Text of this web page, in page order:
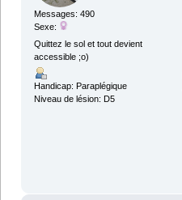
Messages: 490
Sexe:
Quittez le sol et tout devient
accessible ;o)
Handicap: Paraplégique
Niveau de lésion: D5